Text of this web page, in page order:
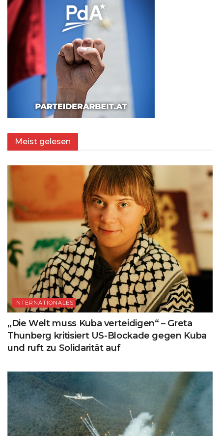
Meist gelesen
INTERNATIONALES
„Die Welt muss Kuba verteidigen“ – Greta
Thunberg kritisiert US-Blockade gegen Kuba
und ruft zu Solidarität auf